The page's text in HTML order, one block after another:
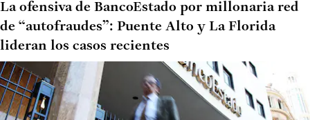
La ofensiva de BancoEstado por millonaria red
de “autofraudes”: Puente Alto y La Florida
lideran los casos recientes